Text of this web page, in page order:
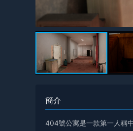
簡介
404號公寓是一款第一人稱